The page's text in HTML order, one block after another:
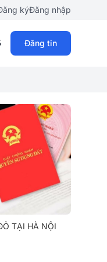
kýĐăng nhập
Đăng tin
TẠI HÀ NỘI